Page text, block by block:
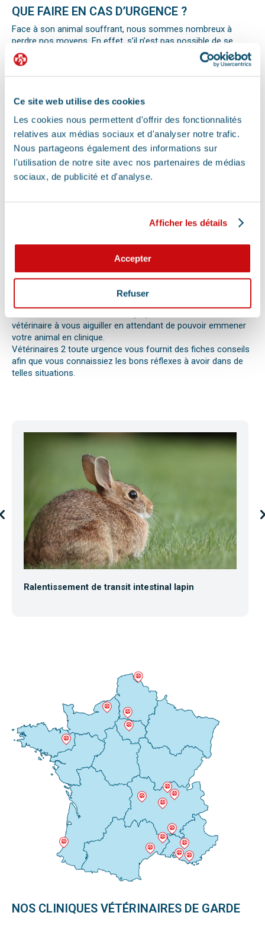
Ce site web utilise des cookies
Les cookies nous permettent d'offrir des fonctionnalités
relatives aux médias sociaux et d'analyser notre trafic.
Nous partageons également des informations sur
l'utilisation de notre site avec nos partenaires de médias
sociaux, de publicité et d'analyse.
Afficher les détails
Accepter
Refuser
QUE FAIRE EN CAS D’URGENCE ?
Face à son animal souffrant, nous sommes nombreux à
perdre nos moyens. En effet, s’il n’est pas possible de se
préparer totalement à ce type d’événement, certains gestes
peuvent être salvateurs.
Ainsi, le premier réflexe à avoir dans une telle situation est de
vétérinaire la plus proche de votre domicile. Il est important
sécurité de votre animal pour ne pas empirer la situation.
Pour pouvoir détecter un mal-être chez son animal et décrire
la situation à un professionnel, il faut faire attention aux
signaux. Tout comportement anormal ou abattement doit
vous alerter.
Les difficultés respiratoires, pertes de conscience, les
votre chat, chien ou autre nouvel animal de compagnie ne va
Différentes causes peuvent être à l’origine d’une urgence pour
votre compagnon. Il peut s’agir en effet d’un épillet, d’une
réaction allergique avec œdème de Quincke, d’une intoxication
ou envenimation, d’un syndrome dilatation torsion de
l’estomac chez le chien, d’une mise bas, d’une infection
vétérinaire à vous aiguiller en attendant de pouvoir emmener
votre animal en clinique.
Vétérinaires 2 toute urgence vous fournit des fiches conseils
afin que vous connaissiez les bons réflexes à avoir dans de
telles situations.
Ralentissement de transit intestinal lapin
NOS CLINIQUES VÉTÉRINAIRES DE GARDE